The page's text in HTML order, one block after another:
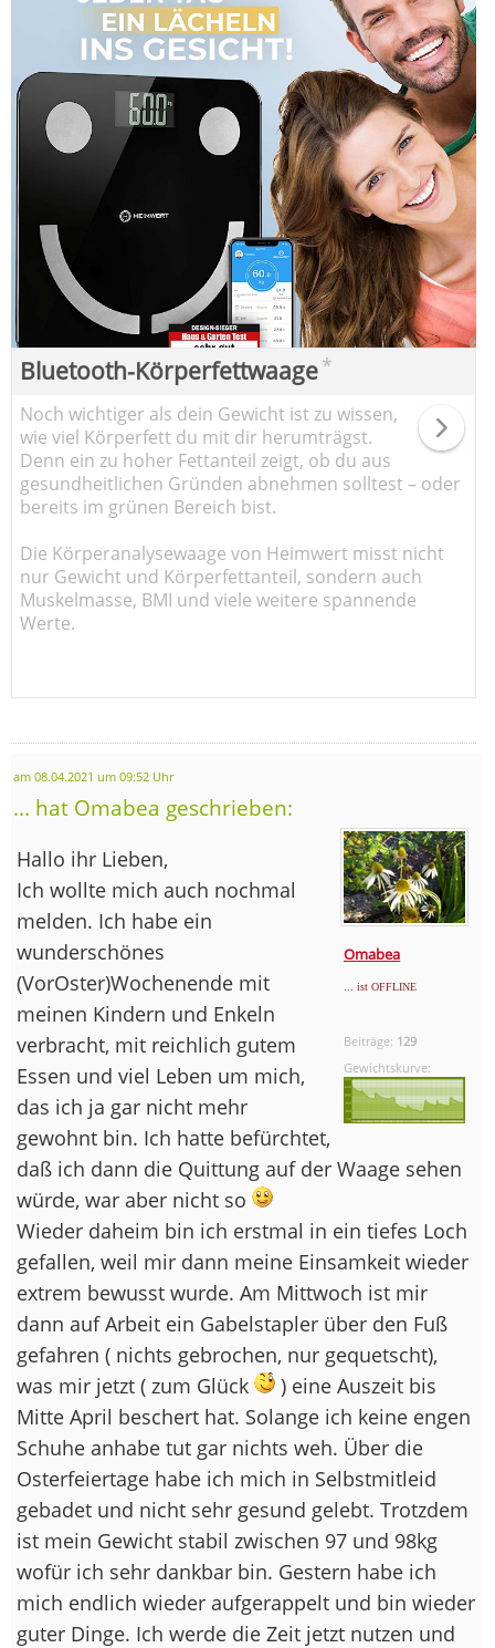
Bluetooth-Körperfettwaage*
Noch wichtiger als dein Gewicht ist zu wissen,
wie viel Körperfett du mit dir herumträgst.
Denn ein zu hoher Fettanteil zeigt, ob du aus
gesundheitlichen Gründen abnehmen solltest – oder
bereits im grünen Bereich bist.
Die Körperanalysewaage von Heimwert misst nicht
nur Gewicht und Körperfettanteil, sondern auch
Muskelmasse, BMI und viele weitere spannende
Werte.
am 08.04.2021 um 09:52 Uhr
... hat Omabea geschrieben:
Omabea
... ist OFFLINE
Beiträge: 129
Gewichtskurve:
Hallo ihr Lieben,
Ich wollte mich auch nochmal
melden. Ich habe ein
wunderschönes
(VorOster)Wochenende mit
meinen Kindern und Enkeln
verbracht, mit reichlich gutem
Essen und viel Leben um mich,
das ich ja gar nicht mehr
gewohnt bin. Ich hatte befürchtet,
daß ich dann die Quittung auf der Waage sehen
würde, war aber nicht so
Wieder daheim bin ich erstmal in ein tiefes Loch
gefallen, weil mir dann meine Einsamkeit wieder
extrem bewusst wurde. Am Mittwoch ist mir
dann auf Arbeit ein Gabelstapler über den Fuß
gefahren ( nichts gebrochen, nur gequetscht),
was mir jetzt ( zum Glück
) eine Auszeit bis
Mitte April beschert hat. Solange ich keine engen
Schuhe anhabe tut gar nichts weh. Über die
Osterfeiertage habe ich mich in Selbstmitleid
gebadet und nicht sehr gesund gelebt. Trotzdem
ist mein Gewicht stabil zwischen 97 und 98kg
wofür ich sehr dankbar bin. Gestern habe ich
mich endlich wieder aufgerappelt und bin wieder
guter Dinge. Ich werde die Zeit jetzt nutzen und